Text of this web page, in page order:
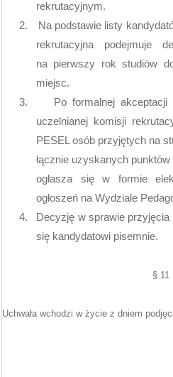
rekrutacyjnym.
2.
Na podstawie listy
rekrutacyjna podejmuje
na pierwszy rok studiów
miejsc.
3.
Po formalnej
uczelnianej komisji
PESEL osób przyjętych na
łącznie uzyskanych
ogłasza się w formie
ogłoszeń na Wydziale
4.
Decyzję w sprawie
się kandydatowi pisemnie.
§ 11
Uchwała wchodzi w życie z dniem